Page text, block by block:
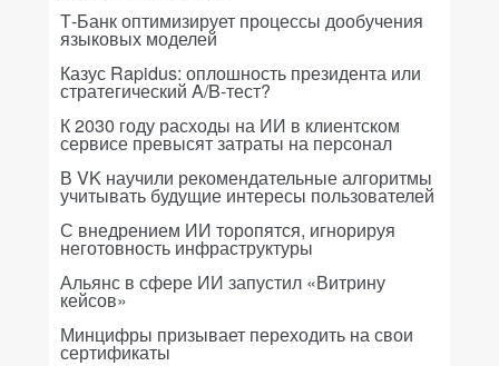
Т-Банк оптимизирует процессы дообучения
языковых моделей
Казус Rapidus: оплошность президента или
стратегический A/B-тест?
К 2030 году расходы на ИИ в клиентском
сервисе превысят затраты на персонал
В VK научили рекомендательные алгоритмы
учитывать будущие интересы пользователей
С внедрением ИИ торопятся, игнорируя
неготовность инфраструктуры
Альянс в сфере ИИ запустил «Витрину
кейсов»
Минцифры призывает переходить на свои
сертификаты